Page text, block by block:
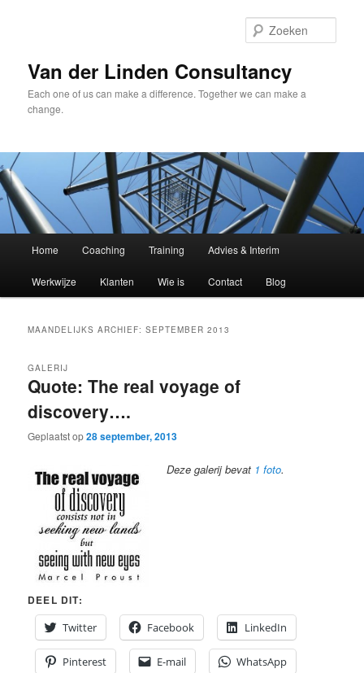
inhoud
inhoudVan der Linden Consultancy
Each one of us can make a difference. Together we can make a
change.
Home Coaching Training Advies & Interim
Werkwijze Klanten Wie is Contact Blog
MAANDELIJKS ARCHIEF:SEPTEMBER 2013
Quote: The real voyage of
discovery….
GALERIJ
Geplaatst op28 september, 2013
Deze galerij bevat 1 foto.
DEEL DIT:
Twitter
Facebook LinkedIn
Pinterest E-mail WhatsApp